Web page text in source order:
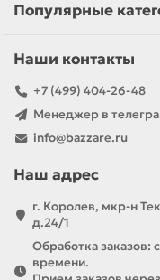
Популярные
Наши контакты
+7 (499) 404-26-48
Менеджер в
info@bazzare.ru
Наш адрес
г. Королев, мкр-н
д.24/1
Обработка заказов:
времени.